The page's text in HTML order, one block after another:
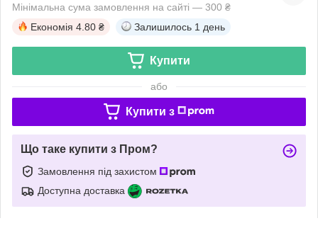
Мінімальна сума замовлення на сайті — 300 ₴
Економія 4.80 ₴ Залишилось 1 день
Купити
або
Купити з
Що таке купити з Пром?
Замовлення під захистом
Доступна доставка